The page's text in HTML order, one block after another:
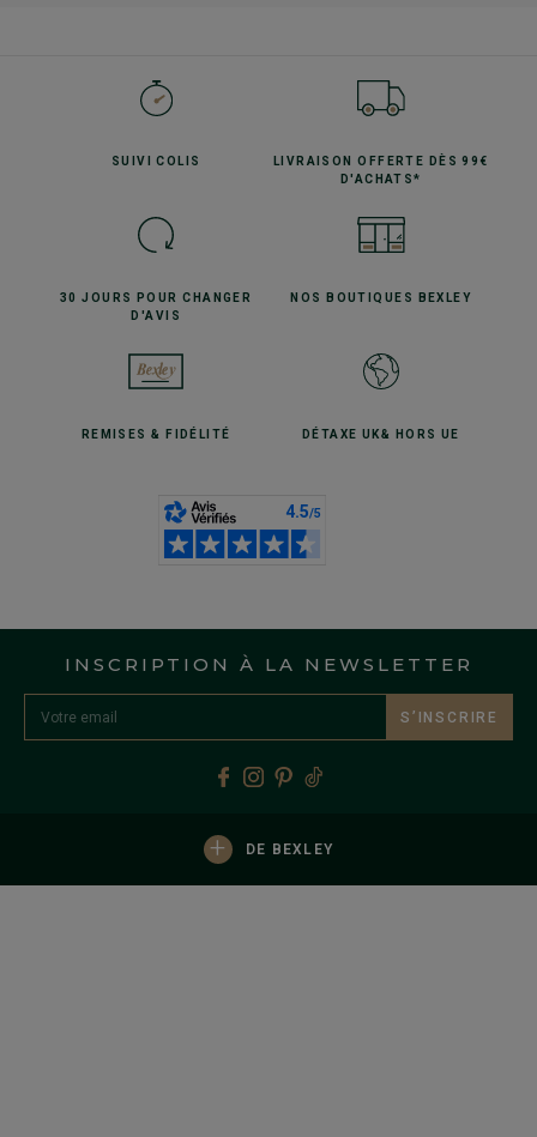
SUIVICOLIS LIVRAISON OFFERTE
DÈS 99€
D'ACHATS*
30 JOURS POURCHANGER
D'AVIS
NOS BOUTIQUES BEXLEY
REMISES& FIDÉLITÉ DÉTAXE UK& HORS UE
INSCRIPTION À LA NEWSLETTER
S’INSCRIRE
+ DE BEXLEY